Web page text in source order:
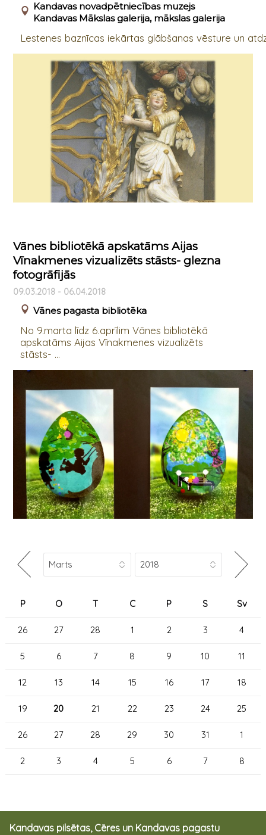
Kandavas novadpētniecības muzejs
Kandavas Mākslas galerija, mākslas galerija
Lestenes baznīcas iekārtas glābšanas vēsture un
Vānes bibliotēkā apskatāms Aijas
Vīnakmenes vizualizēts stāsts- glezna
fotogrāfijās
09.03.2018 - 06.04.2018
Vānes pagasta bibliotēka
No 9.marta līdz 6.aprīlim Vānes bibliotēkā
apskatāms Aijas Vīnakmenes vizualizēts
stāsts- ...
P O T C P S Sv
26 27 28 1 2 3 4
5 6 7 8 9 10 11
12 13 14 15 16 17 18
19 20 21 22 23 24 25
26 27 28 29 30 31 1
2 3 4 5 6 7 8
Kandavas pilsētas, Cēres un Kandavas pagastu